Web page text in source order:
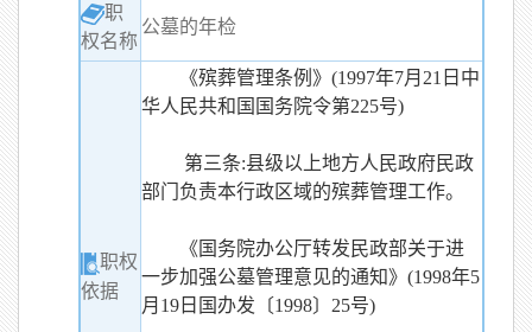
职
权名称
公墓的年检
职权
依据
《殡葬管理条例》(1997年7月21日中
华人民共和国国务院令第225号)
第三条:县级以上地方人民政府民政
部门负责本行政区域的殡葬管理工作。
《国务院办公厅转发民政部关于进
一步加强公墓管理意见的通知》(1998年5
月19日国办发〔1998〕25号)